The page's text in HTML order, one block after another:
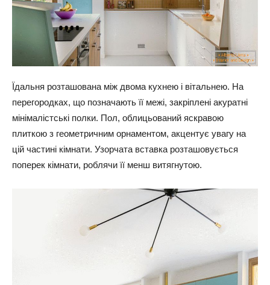
Їдальня розташована між двома кухнею і вітальнею. На
перегородках, що позначають її межі, закріплені акуратні
мінімалістські полки. Пол, облицьований яскравою
плиткою з геометричним орнаментом, акцентує увагу на
цій частині кімнати. Узорчата вставка розташовується
поперек кімнати, роблячи її менш витягнутою.